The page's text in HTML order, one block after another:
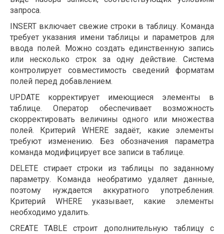
запроса.
INSERT включает свежие строки в таблицу. Команда
требует указания имени таблицы и параметров для
ввода полей. Можно создать единственную запись
или несколько строк за одну действие. Система
контролирует совместимость сведений форматам
полей перед добавлением.
UPDATE корректирует имеющиеся элементы в
таблице. Оператор обеспечивает возможность
скорректировать величины одного или множества
полей. Критерий WHERE задаёт, какие элементы
требуют изменению. Без обозначения параметра
команда модифицирует все записи в таблице.
DELETE стирает строки из таблицы по заданному
параметру. Команда необратимо удаляет данные,
поэтому нуждается аккуратного употребления.
Критерий WHERE указывает, какие элементы
необходимо удалить.
CREATE TABLE строит дополнительную таблицу с